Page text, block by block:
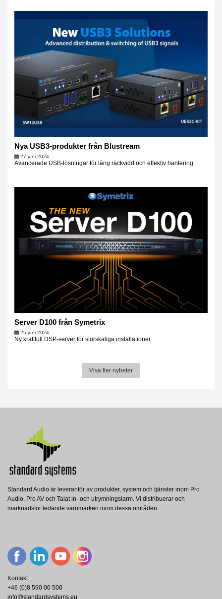
Nya USB3-produkter från Blustream
27 juni 2024
Avancerade USB-lösningar för lång räckvidd och effektiv hantering.
Server D100 från Symetrix
25 juni 2024
Ny kraftfull DSP-server för storskaliga installationer
Visa fler nyheter
Standard Audio är leverantör av produkter, system och tjänster inom Pro
Audio, Pro AV och Talat in- och utrymningslarm. Vi distribuerar och
marknadsför ledande varumärken inom dessa områden.
Kontakt
+46 (0)8 590 00 500
info@standardsystems.eu